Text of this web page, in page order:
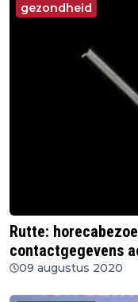
gezondheid
Rutte:
contactgegevens
09 augustus 2020